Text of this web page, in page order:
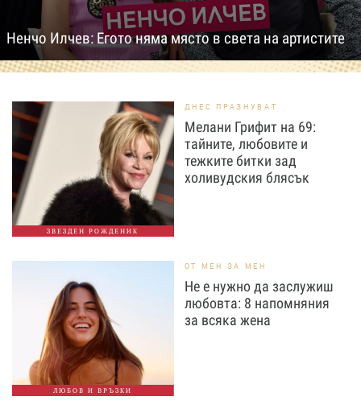
Ненчо Илчев: Егото няма място в света на артистите
ЗВЕЗДЕН РОЖДЕНИК
ДНЕС ПРАЗНУВАТ
Мелани Грифит на 69:
тайните, любовите и
тежките битки зад
холивудския блясък
ЛЮБОВ И ВРЪЗКИ
ОТ МЕН ЗА МЕН
Не е нужно да заслужиш
любовта: 8 напомняния
за всяка жена